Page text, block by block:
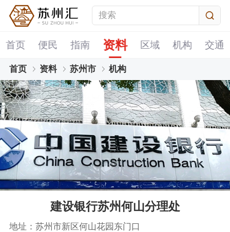
首页 便民 指南 资料 区域 机构 交通
首页 资料 苏州市 机构
建设银行苏州何山分理处
地址：苏州市新区何山花园东门口